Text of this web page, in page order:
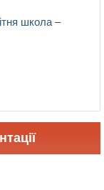
школа –